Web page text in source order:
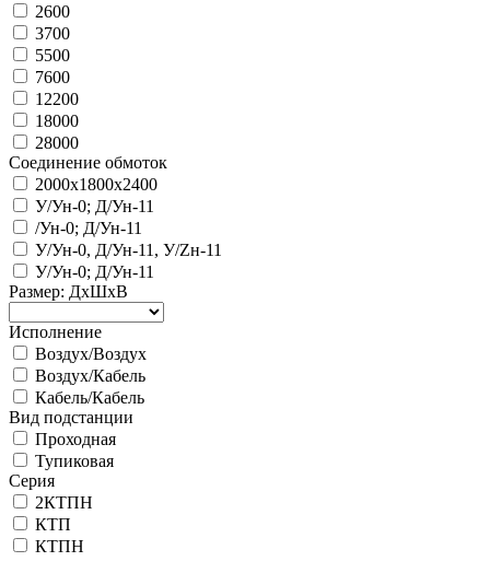
2600
3700
5500
7600
12200
18000
28000
Соединение обмоток
2000х1800х2400
У/Ун-0; Д/Ун-11
/Ун-0; Д/Ун-11
У/Ун-0, Д/Ун-11, У/Zн-11
У/Ун-0; Д/Ун-11
Размер: ДхШхВ
Исполнение
Воздух/Воздух
Воздух/Кабель
Кабель/Кабель
Вид подстанции
Проходная
Тупиковая
Серия
2КТПН
КТП
КТПН